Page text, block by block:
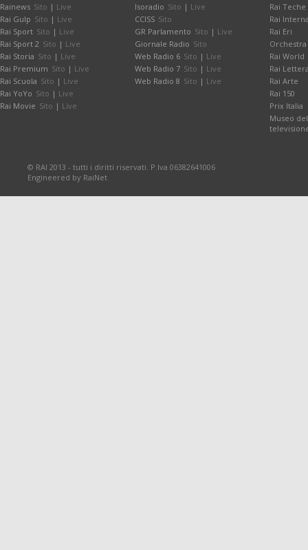
Rainews Sito | Live
Rai Gulp Sito | Live
Rai Sport Sito | Live
Rai Sport 2 Sito | Live
Rai Storia Sito | Live
Rai Premium Sito | Live
Rai Scuola Sito | Live
Rai YoYo Sito | Live
Rai Movie Sito | Live
Isoradio Sito | Live
CCISS Sito
GR Parlamento Sito | Live
Giornale Radio Sito
Web Radio 6 Sito | Live
Web Radio 7 Sito | Live
Web Radio 8 Sito | Live
Rai Teche
Rai
Rai Eri
Rai World
Rai
Rai Arte
Rai 150
Prix Italia
Museo
© RAI 2013 - tutti i diritti riservati. P.Iva 06382641006
Engineered by RaiNet